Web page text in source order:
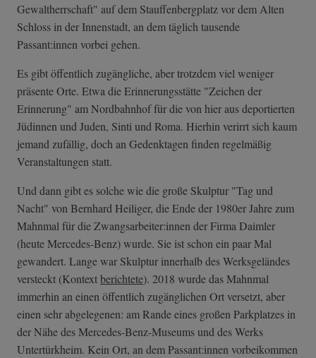
Gewaltherrschaft" auf dem Stauffenbergplatz vor dem Alten
Schloss in der Innenstadt, an dem täglich tausende
Passant:innen vorbei gehen.
Es gibt öffentlich zugängliche, aber trotzdem viel weniger
präsente Orte. Etwa die Erinnerungsstätte "Zeichen der
Erinnerung" am Nordbahnhof für die von hier aus deportierten
Jüdinnen und Juden, Sinti und Roma. Hierhin verirrt sich kaum
jemand zufällig, doch an Gedenktagen finden regelmäßig
Veranstaltungen statt.
Und dann gibt es solche wie die große Skulptur "Tag und
Nacht" von Bernhard Heiliger, die Ende der 1980er Jahre zum
Mahnmal für die Zwangsarbeiter:innen der Firma Daimler
(heute Mercedes-Benz) wurde. Sie ist schon ein paar Mal
gewandert. Lange war Skulptur innerhalb des Werksgeländes
versteckt (Kontextberichtete). 2018 wurde das Mahnmal
immerhin an einen öffentlich zugänglichen Ort versetzt, aber
einen sehr abgelegenen: am Rande eines großen Parkplatzes in
der Nähe des Mercedes-Benz-Museums und des Werks
Untertürkheim. Kein Ort, an dem Passant:innen vorbeikommen